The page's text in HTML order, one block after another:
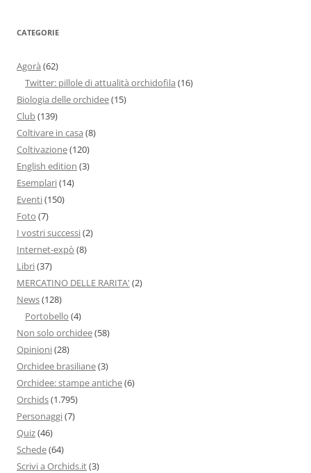
CATEGORIE
Agorà (62)
Twitter: pillole di attualità orchidofila (16)
Biologia delle orchidee(15)
Club(139)
Coltivare in casa (8)
Coltivazione(120)
English edition (3)
Esemplari(14)
Eventi(150)
Foto (7)
I vostri successi(2)
Internet-expò (8)
Libri(37)
MERCATINO DELLE RARITA' (2)
News(128)
Portobello (4)
Non solo orchidee(58)
Opinioni(28)
Orchidee brasiliane(3)
Orchidee: stampe antiche(6)
Orchids(1.795)
Personaggi(7)
Quiz(46)
Schede(64)
Scrivi a Orchids.it(3)